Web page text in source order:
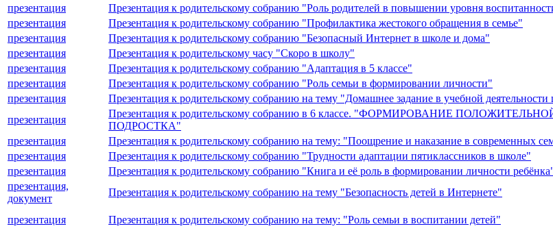
презентация
Презентация к родительскому собранию "Роль родителей в повышении уровня
презентация
Презентация к родительскому собранию "Профилактика жестокого обращения в семье"
презентация
Презентация к родительскому собранию "Безопасный Интернет в школе и дома"
презентация
Презентация к родительскому часу "Скоро в школу"
презентация
Презентация к родительскому собранию "Адаптация в 5 классе"
презентация
Презентация к родительскому собранию "Роль семьи в формировании личности"
презентация
Презентация к родительскому собранию на тему "Домашнее задание в учебной
презентация
Презентация к родительскому собранию в 6 классе. "ФОРМИРОВАНИЕ
ПОДРОСТКА"
презентация
Презентация к родительскому собранию на тему: "Поощрение и наказание в современных
презентация
Презентация к родительскому собранию "Трудности адаптации пятиклассников в школе"
презентация
Презентация к родительскому собранию "Книга и её роль в формировании личности
презентация,
документ
Презентация к родительскому собранию на тему "Безопасность детей в Интернете"
презентация Презентация к родительскому собранию на тему: "Роль семьи в воспитании детей"